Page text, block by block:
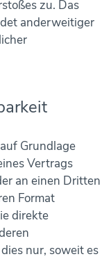
zu. Das
anderweitiger
Grundlage
Vertrags
an einen Dritten
Format
direkte
nur, soweit es